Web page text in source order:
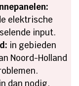
elektrische
input.
in gebieden
Noord-Holland
dan nodig.